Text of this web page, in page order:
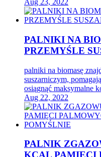
Aug 23, 2022
PALNIKI NA
PRZEMYŚLE
palniki na biomasę
suszarniczym,
osiągnąć maksymalne
Aug 22, 2022
PALNIK